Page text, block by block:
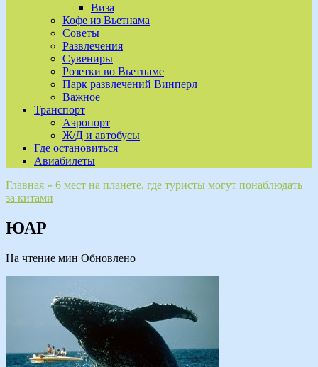
Виза
Кофе из Вьетнама
Советы
Развлечения
Сувениры
Розетки во Вьетнаме
Парк развлечений Винперл
Важное
Транспорт
Аэропорт
Ж/Д и автобусы
Где остановиться
Авиабилеты
Главная » 6 мест на планете, где туристы могут понаблюдать
за китами
ЮАР
На чтение мин Обновлено